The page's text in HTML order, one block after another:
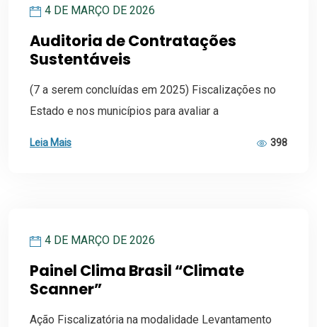
4 DE MARÇO DE 2026
Auditoria de Contratações
Sustentáveis
(7 a serem concluídas em 2025) Fiscalizações no
Estado e nos municípios para avaliar a
Leia Mais 398
4 DE MARÇO DE 2026
Painel Clima Brasil “Climate
Scanner”
Ação Fiscalizatória na modalidade Levantamento